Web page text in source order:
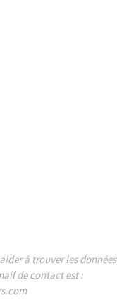
à trouver les données
de contact est :